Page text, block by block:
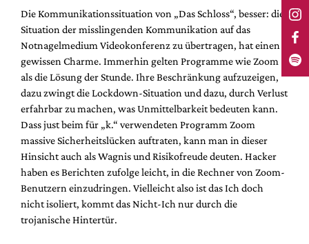
Die Kommunikationssituation von „Das Schloss“, besser: die
Situation der misslingenden Kommunikation auf das
Notnagelmedium Videokonferenz zu übertragen, hat einen
gewissen Charme. Immerhin gelten Programme wie Zoom
als die Lösung der Stunde. Ihre Beschränkung aufzuzeigen,
dazu zwingt die Lockdown-Situation und dazu, durch Verlust
erfahrbar zu machen, was Unmittelbarkeit bedeuten kann.
Dass just beim für „k.“ verwendeten Programm Zoom
massive Sicherheitslücken auftraten, kann man in dieser
Hinsicht auch als Wagnis und Risikofreude deuten. Hacker
haben es Berichten zufolge leicht, in die Rechner von Zoom-
Benutzern einzudringen. Vielleicht also ist das Ich doch
nicht isoliert, kommt das Nicht-Ich nur durch die
trojanische Hintertür.